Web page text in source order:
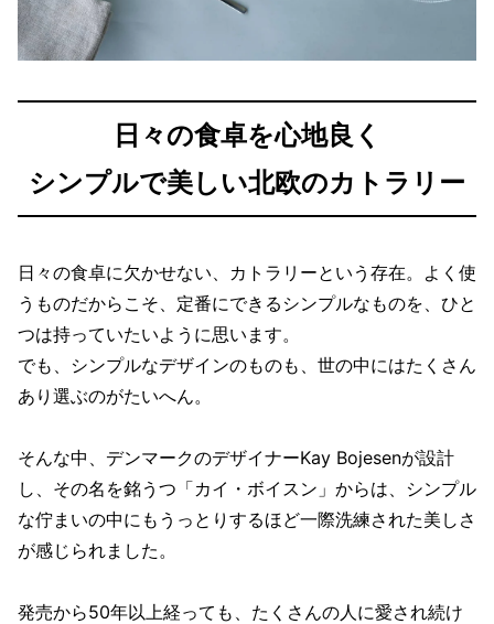
日々の食卓を心地良く
シンプルで美しい北欧のカトラリー
日々の食卓に欠かせない、カトラリーという存在。よく使
うものだからこそ、定番にできるシンプルなものを、ひと
つは持っていたいように思います。
でも、シンプルなデザインのものも、世の中にはたくさん
あり選ぶのがたいへん。
そんな中、デンマークのデザイナーKay Bojesenが設計
し、その名を銘うつ「カイ・ボイスン」からは、シンプル
な佇まいの中にもうっとりするほど一際洗練された美しさ
が感じられました。
発売から50年以上経っても、たくさんの人に愛され続け